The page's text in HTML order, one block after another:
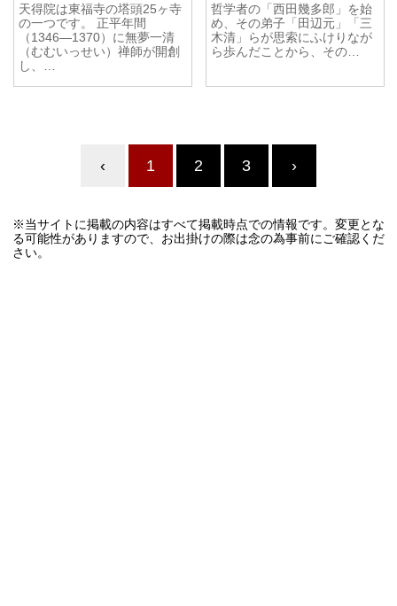
天得院は東福寺の塔頭25ヶ寺
の一つです。 正平年間
（1346―1370）に無夢一清
（むむいっせい）禅師が開創
し、…
哲学者の「西田幾多郎」を始
め、その弟子「田辺元」「三
木清」らが思索にふけりなが
ら歩んだことから、その…
‹ 1 2 3 ›
※当サイトに掲載の内容はすべて掲載時点での情報です。変更とな
る可能性がありますので、お出掛けの際は念の為事前にご確認くだ
さい。